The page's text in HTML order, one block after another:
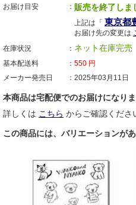
お届け目安
販売を終了しま
上記は「 東京都
お届け先の変更は
在庫状況
ネット在庫完売
基本配送料 550 円
メーカー発売日
2025年03月11日
本商品は宅配便でのお届けになりま
詳しくは こちら からご確認くださ
この商品には、バリエーションがあ